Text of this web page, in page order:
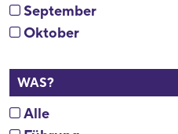
September
Oktober
WAS?
Alle